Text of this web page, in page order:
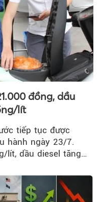
đồng, dầu
lít
tiếp tục được
hành ngày 23/7.
lít, dầu diesel tăng